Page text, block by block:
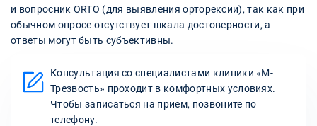
и вопросник ORTO (для выявления орторексии), так как при
обычном опросе отсутствует шкала достоверности, а
ответы могут быть субъективны.
Консультация со специалистами клиники «М-
Трезвость» проходит в комфортных условиях.
Чтобы записаться на прием, позвоните по
телефону.